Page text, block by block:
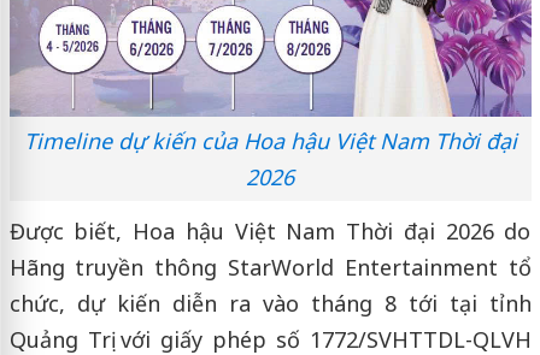
Timeline dự kiến của Hoa hậu Việt Nam Thời đại
2026
Được biết, Hoa hậu Việt Nam Thời đại 2026 do
Hãng truyền thông StarWorld Entertainment tổ
chức, dự kiến diễn ra vào tháng 8 tới tại tỉnh
Quảng Trị với giấy phép số 1772/SVHTTDL-QLVH